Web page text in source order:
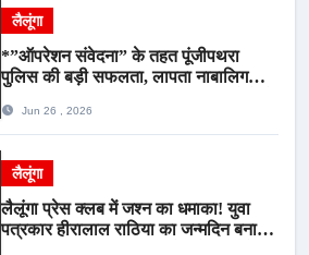
लैलूंगा
*”ऑपरेशन संवेदना” के तहत पूंजीपथरा
पुलिस की बड़ी सफलता, लापता नाबालिग
आरोपी गिरफ्तार*
Jun 26 , 2026
लैलूंगा
लैलूंगा प्रेस क्लब में जश्न का धमाका! युवा
पत्रकार हीरालाल राठिया का जन्मदिन बना